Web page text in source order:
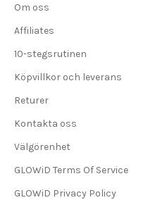
Om oss
Affiliates
10-stegsrutinen
Köpvillkor och leverans
Returer
Kontakta oss
Välgörenhet
GLOWiD Terms Of Service
GLOWiD Privacy Policy